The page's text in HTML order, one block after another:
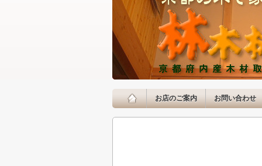
お店のご案内 お問い合わせ